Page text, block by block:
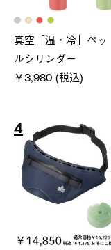
真空「温・冷」ペッ
ルシリンダー
￥3,980 (税込)
4